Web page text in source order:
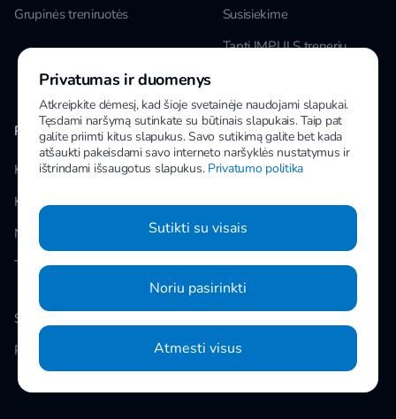
Grupinės treniruotės
Susisiekime
Tapti IMPULS treneriu
PAPILDOMA INFORMACIJA
Klubai
Kainos
Naujienos
Taisyklės
MANO IMPULS
Facebook
Instagram
Slapukų nustatymai
Privatumo politika
Privatumas ir duomenys
Atkreipkite dėmesį, kad šioje svetainėje naudojami slapukai.
Tęsdami naršymą sutinkate su būtinais slapukais. Taip pat
galite priimti kitus slapukus. Savo sutikimą galite bet kada
atšaukti pakeisdami savo interneto naršyklės nustatymus ir
ištrindami išsaugotus slapukus. Privatumo politika
Sutikti su visais
Noriu pasirinkti
Atmesti visus